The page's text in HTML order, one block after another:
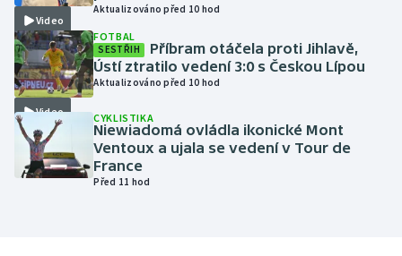
Motorsport
Olympijské hry
Parasport
Plavání
Plážový volejbal
Video
Aktualizováno před 10 hod
Video
FOTBAL
SESTŘIH
Příbram otáčela proti Jihlavě,
Ústí ztratilo vedení 3:0 s Českou Lípou
Aktualizováno před 10 hod
CYKLISTIKA
Niewiadomá ovládla ikonické Mont
Ventoux a ujala se vedení v Tour de
France
Před 11 hod